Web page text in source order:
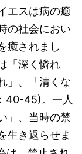
エスは病の癒
の社会におい
癒されまし
「深く憐れ
」、「清くな
40-45)。一人
」、当時の禁
生き返らせま